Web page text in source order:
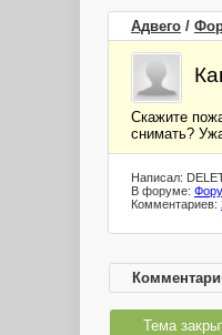
Адвего /
Скажите
снимать?
Написал:
В форуме:
Комментариев:
Тема